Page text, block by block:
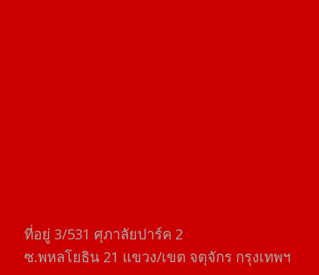
ที่อยู่​ 3/531​ ศุภาลัยปาร์ค​ 2
ซ.พหลโยธิน​ 21​ แขวง/เขต​ จตุจักร​ กรุงเทพฯ